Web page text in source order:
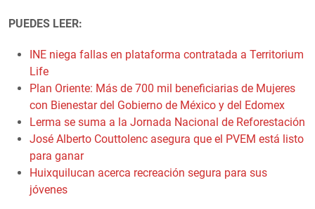
PUEDES LEER:
INE niega fallas en plataforma contratada a Territorium
Life
Plan Oriente: Más de 700 mil beneficiarias de Mujeres
con Bienestar del Gobierno de México y del Edomex
Lerma se suma a la Jornada Nacional de Reforestación
José Alberto Couttolenc asegura que el PVEM está listo
para ganar
Huixquilucan acerca recreación segura para sus
jóvenes